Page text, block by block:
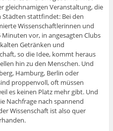
gleichnamigen Veranstaltung, die
Städten stattfindet: Bei den
Wissenschaftlerinnen und
vor, in angesagten Clubs
Getränken und
so die Idee, kommt heraus
hin zu den Menschen. Und
Hamburg, Berlin oder
proppenvoll, oft müssen
es keinen Platz mehr gibt. Und
Nachfrage nach spannend
Wissenschaft ist also quer